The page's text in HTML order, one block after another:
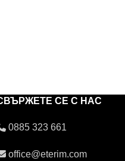
СЕ С НАС
0885 323 661
office@eterim.com